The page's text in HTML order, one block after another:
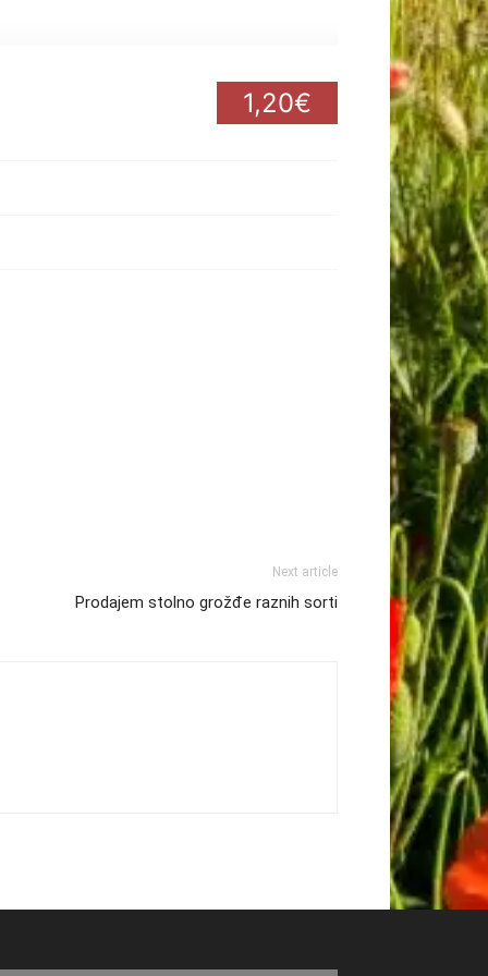
1,20€
Next article
Prodajem stolno grožđe raznih sorti